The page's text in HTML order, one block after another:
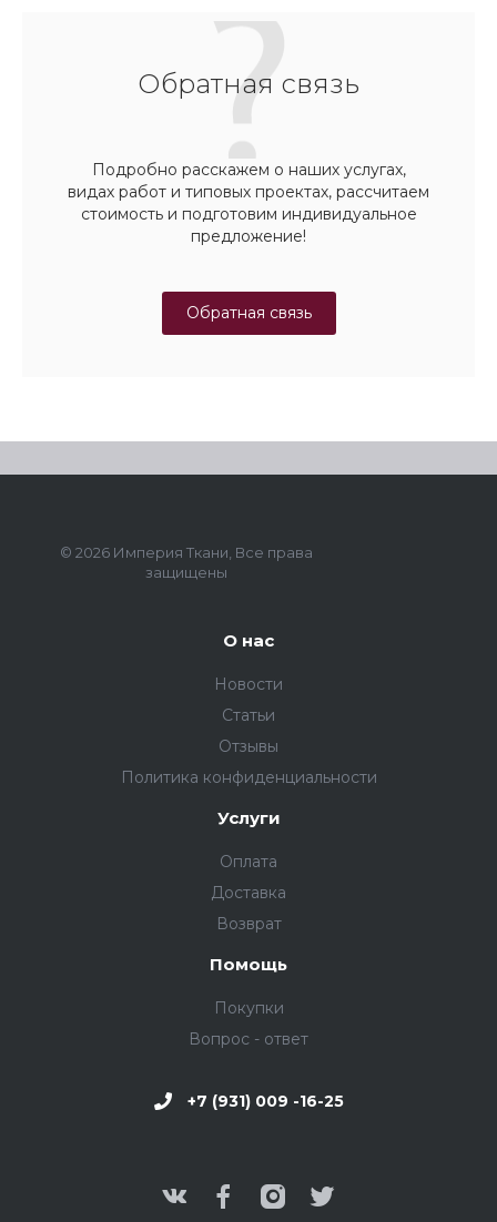
Обратная связь
Подробно расскажем о наших услугах,
видах работ и типовых проектах, рассчитаем
стоимость и подготовим индивидуальное
предложение!
Обратная связь
© 2026 Империя Ткани, Все права
защищены
О нас
Новости
Статьи
Отзывы
Политика конфиденциальности
Услуги
Оплата
Доставка
Возврат
Помощь
Покупки
Вопрос - ответ
+7 (931) 009 -16-25